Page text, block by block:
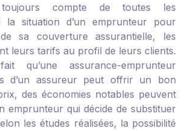
compte de toutes les
la situation d’un emprunteur pour
sa couverture assurantielle, les
leurs tarifs au profil de leurs clients.
qu’une assurance-emprunteur
d’un assureur peut offrir un bon
des économies notables peuvent
emprunteur qui décide de substituer
les études réalisées, la possibilité